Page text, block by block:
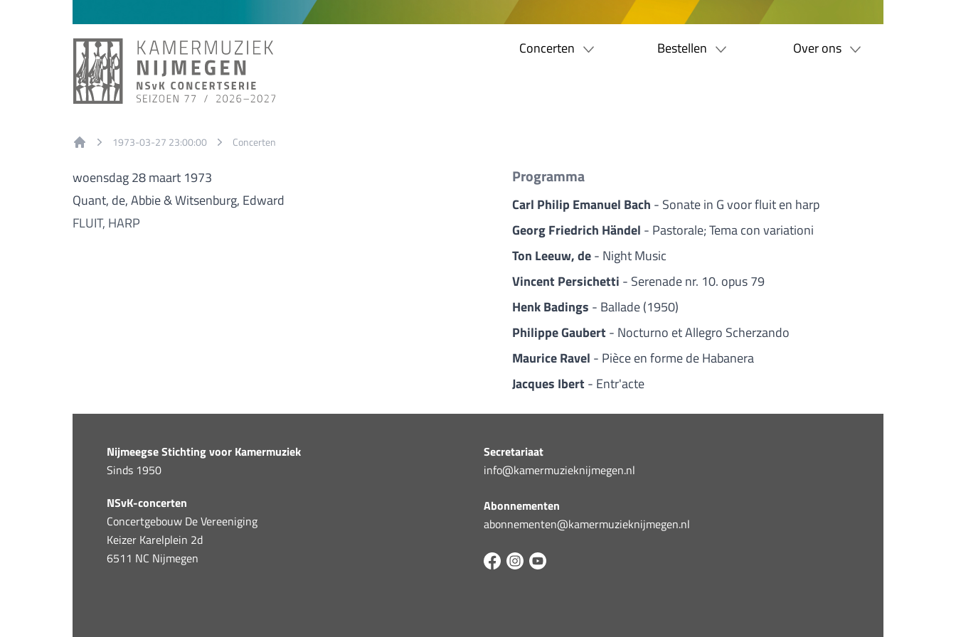
Concerten Bestellen Over ons
1973-03-27 23:00:00 Concerten
woensdag 28 maart 1973
Quant, de, Abbie & Witsenburg, Edward
FLUIT, HARP
Programma
Carl Philip Emanuel Bach - Sonate in G voor fluit en harp
Georg Friedrich Händel - Pastorale; Tema con variationi
Ton Leeuw, de- Night Music
Vincent Persichetti - Serenade nr. 10. opus 79
Henk Badings - Ballade (1950)
Philippe Gaubert - Nocturno et Allegro Scherzando
Maurice Ravel - Pièce en forme de Habanera
Jacques Ibert - Entr'acte
Nijmeegse Stichting voor Kamermuziek
Sinds 1950
NSvK-concerten
Concertgebouw De Vereeniging
Keizer Karelplein 2d
6511 NC Nijmegen
Secretariaat
info@kamermuzieknijmegen.nl
Abonnementen
abonnementen@kamermuzieknijmegen.nl